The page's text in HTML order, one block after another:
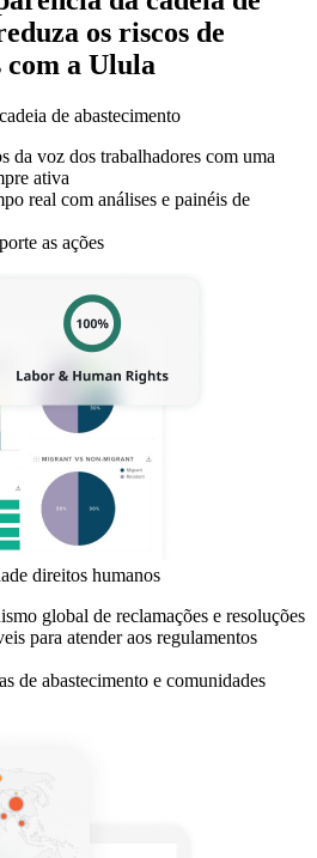
os riscos de
com a Ulula
de abastecimento
da voz dos trabalhadores com uma
ativa
real com análises e painéis de
as ações
direitos humanos
global de reclamações e resoluções
para atender aos regulamentos
de abastecimento e comunidades